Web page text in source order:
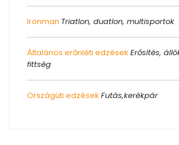
Ironman Triatlon, duatlon, multisportok
Általános erőnléti edzések Erősítés,
fittség
Országúti edzések Futás,kerékpár